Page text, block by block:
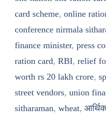
card scheme, online
conference nirmala
finance minister, press
ration card, RBI, relief
worth rs 20 lakh crore,
street vendors, union
sitharaman, wheat,